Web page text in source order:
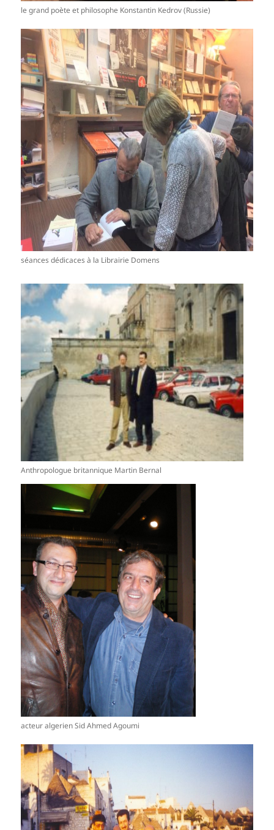
le grand poète et philosophe Konstantin Kedrov (Russie)
séances dédicaces à la Librairie Domens
Anthropologue britannique Martin Bernal
acteur algerien Sid Ahmed Agoumi